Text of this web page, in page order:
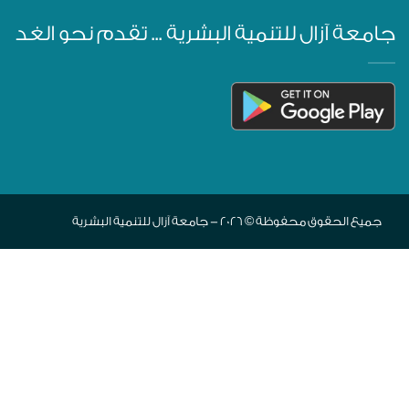
جامعة آزال للتنمية البشرية ... تقدم نحو الغد
جميع الحقوق محفوظة © 2026 - جامعة آزال للتنمية البشرية